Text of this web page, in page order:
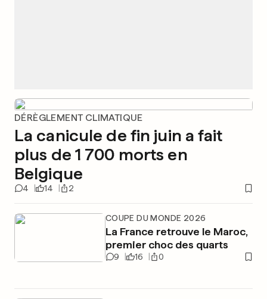
DÉRÈGLEMENT CLIMATIQUE
La canicule de fin juin a fait
plus de 1 700 morts en
Belgique
4 14 2
COUPE DU MONDE 2026
La France retrouve le Maroc,
premier choc des quarts
9 16 0